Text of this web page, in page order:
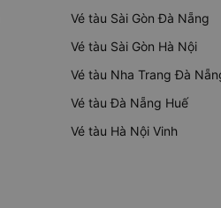
Vé tàu Sài Gòn Đà Nẵng
Vé tàu Sài Gòn Hà Nội
Vé tàu Nha Trang Đà
Vé tàu Đà Nẵng Huế
Vé tàu Hà Nội Vinh